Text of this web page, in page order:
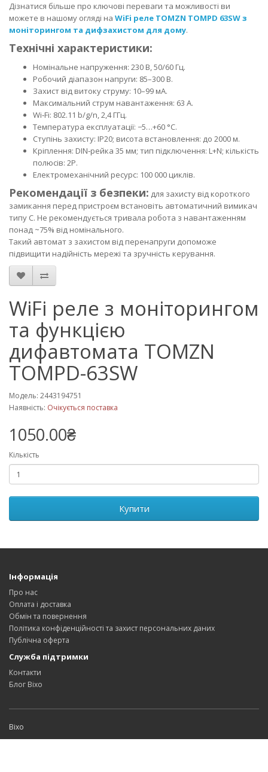
Дізнатися більше про ключові переваги та можливості ви
можете в нашому огляді на WiFi реле TOMZN TOMPD 63SW з
моніторингом та дифзахистом для дому.
Технічні характеристики:
Номінальне напруження: 230 В, 50/60 Гц.
Робочий діапазон напруги: 85–300 В.
Захист від витоку струму: 10–99 мА.
Максимальний струм навантаження: 63 А.
Wi‑Fi: 802.11 b/g/n, 2,4 ГГц.
Температура експлуатації: −5…+60 °C.
Ступінь захисту: IP20; висота встановлення: до 2000 м.
Кріплення: DIN‑рейка 35 мм; тип підключення: L+N; кількість
полюсів: 2P.
Електромеханічний ресурс: 100 000 циклів.
Рекомендації з безпеки: для захисту від короткого
замикання перед пристроєм встановіть автоматичний вимикач
типу C. Не рекомендується тривала робота з навантаженням
понад ~75% від номінального.
Такий автомат з захистом від перенапруги допоможе
підвищити надійність мережі та зручність керування.
WiFi реле з моніторингом
та функцією
дифавтомата TOMZN
TOMPD-63SW
Модель: 2443194751
Наявність: Очікується поставка
1050.00₴
Кількість
Купити
Інформація
Про нас
Оплата і доставка
Обмін та повернення
Політика конфіденційності та захист персональних даних
Публічна оферта
Служба підтримки
Контакти
Блог Bixo
Bixo